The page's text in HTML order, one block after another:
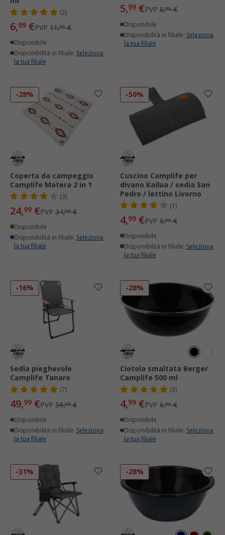
(2)
6,99 €PVP 11,99€
Disponibile
Disponibilità in filiale: Seleziona
la tua filiale
5,99 €PVP 8,99€
Disponibile
Disponibilità in filiale: Seleziona
la tua filiale
-28%
Coperta da campeggio
Camplife Matera 2 in 1
(3)
24,99 €PVP 34,99€
Disponibile
Disponibilità in filiale: Seleziona
la tua filiale
-50%
Cuscino Camplife per
divano Kailua / sedia San
Pedro / lettino Livorno
(1)
4,99 €PVP 9,99€
Disponibile
Disponibilità in filiale: Seleziona
la tua filiale
-16%
Sedia pieghevole
Camplife Tanaro
(7)
49,99 €PVP 59,99€
Disponibile
Disponibilità in filiale: Seleziona
la tua filiale
-28%
Ciotola smaltata Berger
Camplife 500 ml
(3)
4,99 €PVP 6,99€
Disponibile
Disponibilità in filiale: Seleziona
la tua filiale
-31% -28%